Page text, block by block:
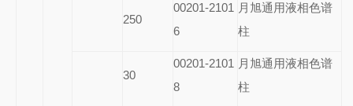
250
00201-2101
6
月旭通用液相色谱
柱
30
00201-2101
8
月旭通用液相色谱
柱